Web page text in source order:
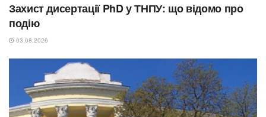
Захист дисертації PhD у ТНПУ: що відомо про
подію
03.08.2026